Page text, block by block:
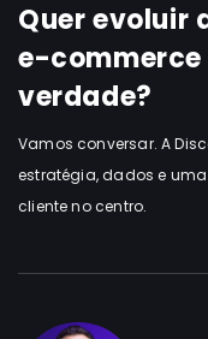
Quer evoluir
e-
verdade?
Vamos conversar. A
estratégia, dados e
cliente no centro.